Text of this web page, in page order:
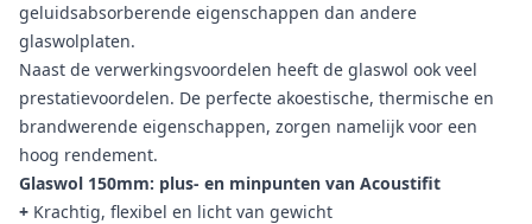
geluidsabsorberende eigenschappen dan andere
glaswolplaten.
Naast de verwerkingsvoordelen heeft de glaswol ook veel
prestatievoordelen. De perfecte akoestische, thermische en
brandwerende eigenschappen, zorgen namelijk voor een
hoog rendement.
Glaswol 150mm: plus- en minpunten van Acoustifit
+ Krachtig, flexibel en licht van gewicht